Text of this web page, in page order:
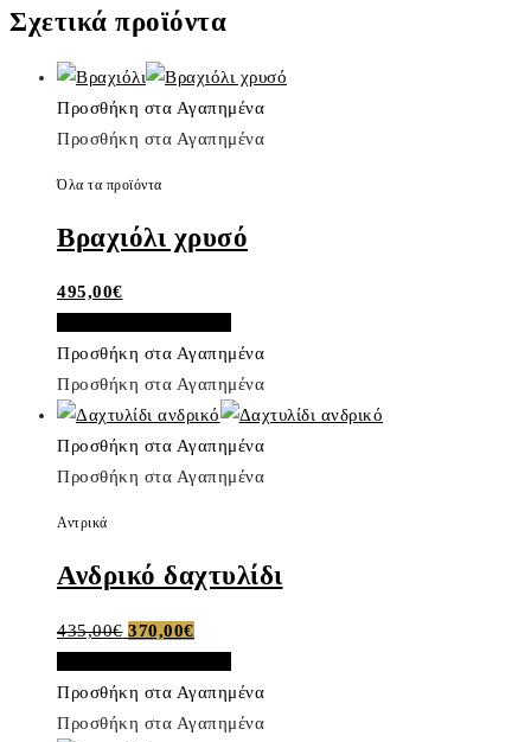
Σχετικά προϊόντα
Προσθήκη στα Αγαπημένα
Προσθήκη στα Αγαπημένα
Όλα τα προϊόντα
Βραχιόλι χρυσό
495,00€
Προσθήκη στα Αγαπημένα
Προσθήκη στα Αγαπημένα
Προσθήκη στα Αγαπημένα
Προσθήκη στα Αγαπημένα
Αντρικά
Ανδρικό δαχτυλίδι
435,00€ Original
price
435,00€.
370,00€Η
τρέχουσα
είναι:
370,00€.
Προσθήκη στα Αγαπημένα
Προσθήκη στα Αγαπημένα